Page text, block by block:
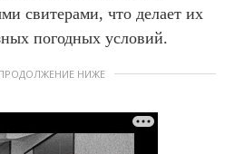
свитерами, что делает их
погодных условий.
НИЖЕ